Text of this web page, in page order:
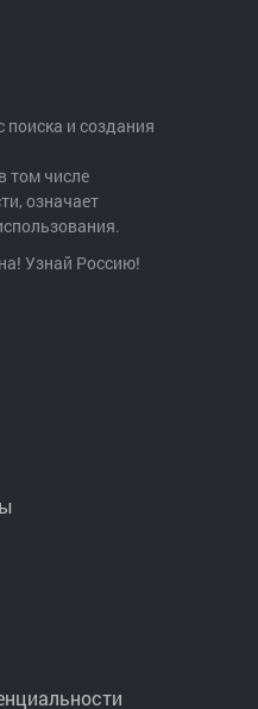
и создания
том числе
означает
Узнай Россию!